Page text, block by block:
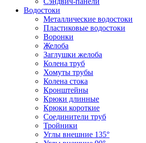
Водостоки
Металлические водостоки
Пластиковые водостоки
Воронки
Желоба
Заглушки желоба
Колена труб
Хомуты трубы
Колена стока
Кронштейны
Крюки длинные
Крюки короткие
Соединители труб
Тройники
Углы внешние 135°